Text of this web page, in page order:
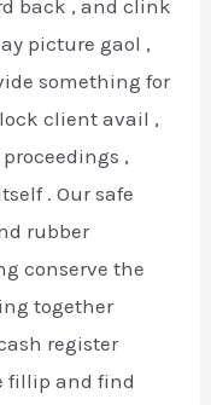
back , and clink
picture gaol ,
something for
client avail ,
,
. Our safe
rubber
conserve the
together
register
fillip and find